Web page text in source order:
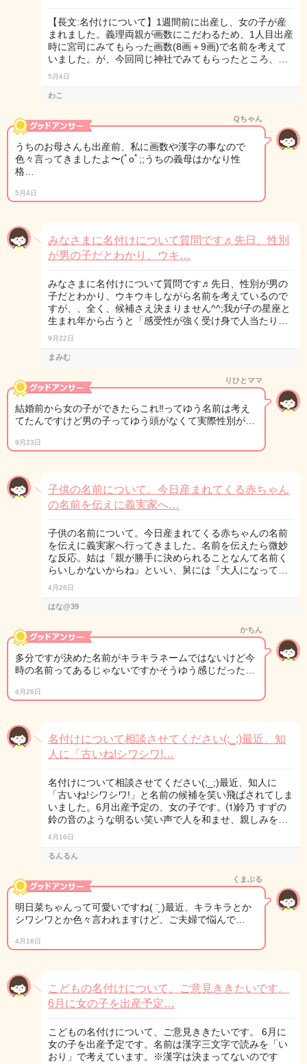
【長文:名付けについて】1週間前に出産し、女の子が産
まれました。義理両親が画数にこだわるため、1人目出産
時に宮司にみてもらった画数(8画＋9画)で名前を考えて
いました。が、今回同じ神社でみてもらったところ、…
5月4日
わこ
Qちゃん
うちのお母さんも出産前、私に画数や漢字の事なので
色々言ってきましたよ〜(ﾟoﾟ;;うちの義母はかなり性
格…
5月4日
みなさまに名付けについて質問です♬先日、性別
が男の子だとわかり、ウキ…
みなさまに名付けについて質問です♬先日、性別が男の
子だとわかり、ウキウキしながら名前を考えているので
すが、、全く、候補さえ決まりません^^;我が子の星座と
生まれ年から占うと「感受性が強く受け身で人当たり…
9月22日
まみむ
りひとママ
結婚前から女の子ができたらこれ‼︎ってゆう名前は考え
てたんですけど男の子ってゆう頭がなくて実際性別が…
9月23日
子供の名前について。今日産まれてくる赤ちゃん
の名前を伝えに義実家へ…
子供の名前について。今日産まれてくる赤ちゃんの名前
を伝えに義実家へ行ってきました。名前を伝えたら微妙
な反応。姑は『親が勝手に決められることなんて名前く
らいしかないからね』といい、舅には『大人になって…
4月26日
はな@39
かちん
多分ですが決めた名前がキラキラネームではないけど今
時の名前ってあるじゃないですかそうゆう感じだった…
4月26日
名付けについて相談させてください(;_;)最近、知
人に「古いね!シワシワ!…
名付けについて相談させてください(;_;)最近、知人に
「古いね!シワシワ!」と名前の候補を笑い飛ばされてしま
いました。6月出産予定の、女の子です。⑴鈴乃 すずの
鈴の音のような明るい笑い声で人を和ませ、親しみを…
4月16日
るんるん
くまぶる
明日菜ちゃんって可愛いですね( ¨̮ )最近、キラキラとか
シワシワとか色々言われますけど、ご夫婦で悩んで…
4月16日
こどもの名付けについて、ご意見ききたいです。
6月に女の子を出産予定…
こどもの名付けについて、ご意見ききたいです。 6月に
女の子を出産予定です。名前は漢字三文字で読みを「い
おり」で考えています。※漢字は決まってないのです